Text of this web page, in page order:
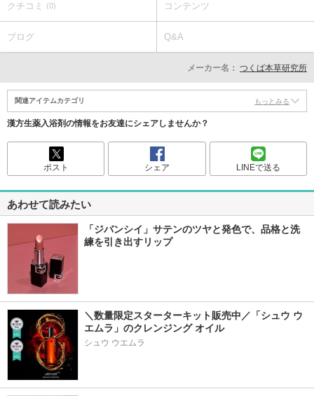
クチコミ (0) コンテンツ
ブログ Q&A
メーカー名： つくば本草研究所
関連アイテムカテゴリ もっとみる
漢方生薬入浴剤の情報をお友達にシェアしませんか？
ポスト シェア LINEで送る
あわせて読みたい
「ジバンシイ」サテンのツヤと発色で、品格と洗
練を引き出すリップ
＼数量限定スターターキット販売中／「シュウ ウ
エムラ」のクレンジング オイル
シュウ ウエムラ